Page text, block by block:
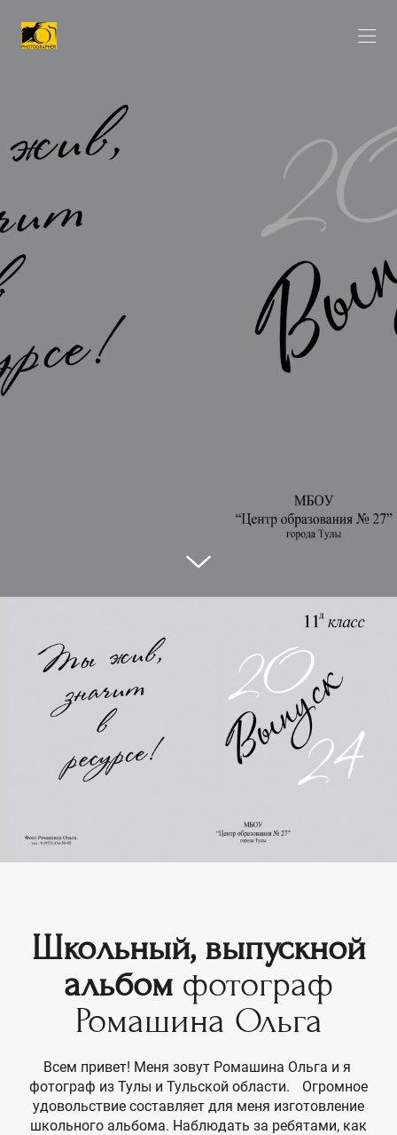
Школьный, выпускной
альбом фотограф
Ромашина Ольга
Всем привет! Меня зовут Ромашина Ольга и я
фотограф из Тулы и Тульской области. Огромное
удовольствие составляет для меня изготовление
школьного альбома. Наблюдать за ребятами, как